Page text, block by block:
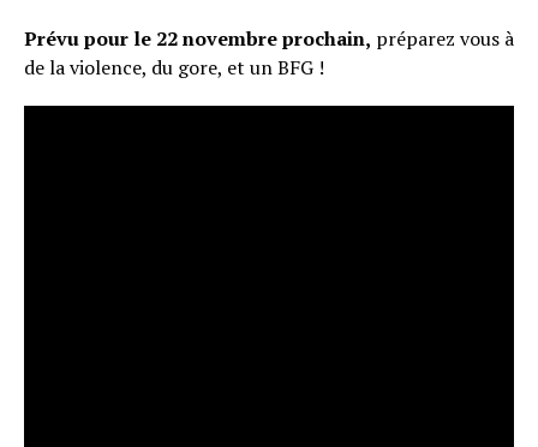
Prévu pour le 22 novembre prochain, préparez vous à
de la violence, du gore, et un BFG !